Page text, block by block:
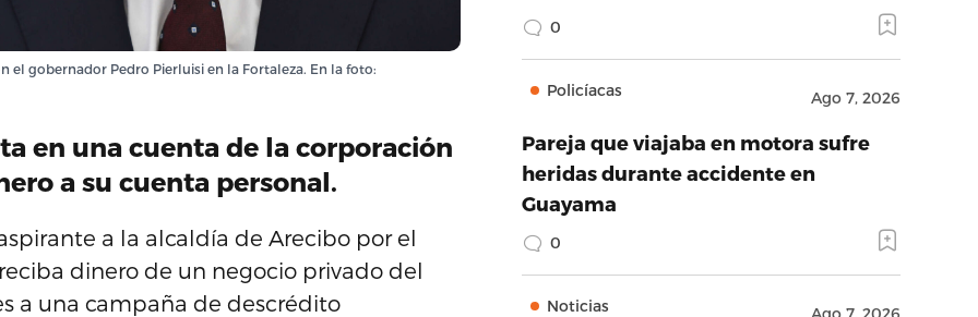
el gobernador Pedro Pierluisi en la Fortaleza. En la foto:
en una cuenta de la corporación
a su cuenta personal.
a la alcaldía de Arecibo por el
dinero de un negocio privado del
a una campaña de descrédito
0
Policíacas Ago 7, 2026
Pareja que viajaba en motora sufre
heridas durante accidente en
Guayama
0
Noticias Ago 7, 2026